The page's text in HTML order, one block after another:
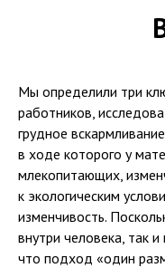
Мы определили три
работников,
грудное
в ходе которого у
млекопитающих,
к экологическим
изменчивость.
внутри человека, так
что подход «один